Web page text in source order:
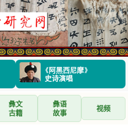
《阿黑西尼摩》
史诗演唱
彝文
古籍
彝语
故事
视频